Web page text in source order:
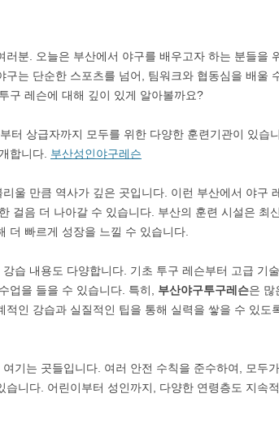
분. 오늘은 부산에서 야구를 배우고자 하는 분들을
는 단순한 스포츠를 넘어, 팀워크와 협동심을 배울
구 레슨에 대해 깊이 있게 알아볼까요?
터 상급자까지 모두를 위한 다양한 훈련기관이 있습
합니다. 부산성인야구레슨
울 만큼 역사가 깊은 곳입니다. 이런 부산에서 야구
걸음 더 나아갈 수 있습니다. 부산의 훈련 시설은 최
더 빠르게 성장을 느낄 수 있습니다.
습 내용도 다양합니다. 기초 투구 레슨부터 고급 기
업을 들을 수 있습니다. 특히, 부산야구투구레슨은 많
인 강습과 실질적인 팁을 통해 실력을 쌓을 수 있도
기는 곳들입니다. 여러 안전 수칙을 준수하여, 모두
니다. 어린이부터 성인까지, 다양한 연령층도 지속